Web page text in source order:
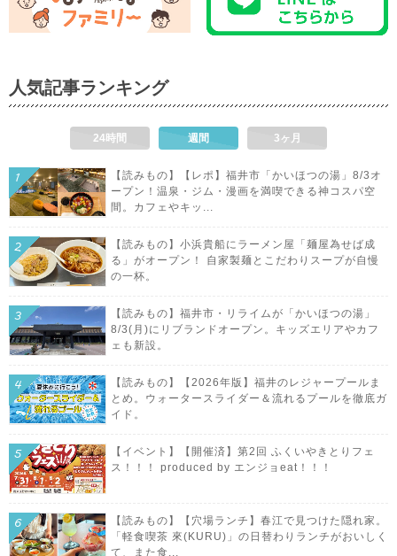
人気記事ランキング
24時間 週間 3ヶ月
【読みもの】【レポ】福井市「かいほつの湯」8/3オ
ープン！温泉・ジム・漫画を満喫できる神コスパ空
間。カフェやキッ...
【読みもの】小浜貴船にラーメン屋「麺屋為せば成
る」がオープン！ 自家製麺とこだわりスープが自慢
の一杯。
【読みもの】福井市・リライムが「かいほつの湯」
8/3(月)にリブランドオープン。キッズエリアやカフ
ェも新設。
【読みもの】【2026年版】福井のレジャープールま
とめ。ウォータースライダー＆流れるプールを徹底ガ
イド。
【イベント】【開催済】第2回 ふくいやきとりフェ
ス！！！ produced by エンジョeat！！！
【読みもの】【穴場ランチ】春江で見つけた隠れ家。
「軽食喫茶 來(KURU)」の日替わりランチがおいしく
て、また食...